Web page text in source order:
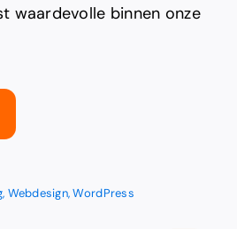
waardevolle binnen onze
, Webdesign,WordPress